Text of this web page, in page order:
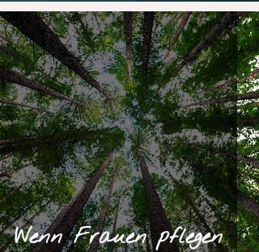
Wenn Frauen pflegen